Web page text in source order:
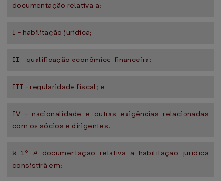
documentação relativa a:
I - habilitação jurídica;
II - qualificação econômico-financeira;
III - regularidade fiscal; e
IV - nacionalidade e outras exigências relacionadas
com os sócios e dirigentes.
§ 1º A documentação relativa à habilitação jurídica
consistirá em: